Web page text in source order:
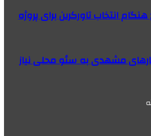
مشهدی به سئو محلی نیاز